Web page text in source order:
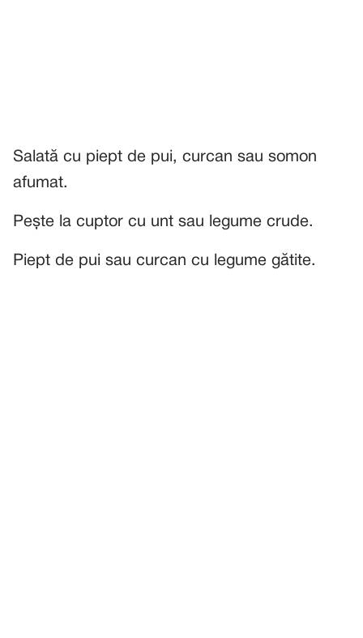
Salată cu piept de pui, curcan sau somon
afumat.
Pește la cuptor cu unt sau legume crude.
Piept de pui sau curcan cu legume gătite.